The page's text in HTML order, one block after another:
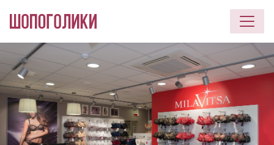
Перейти к основному содержанию